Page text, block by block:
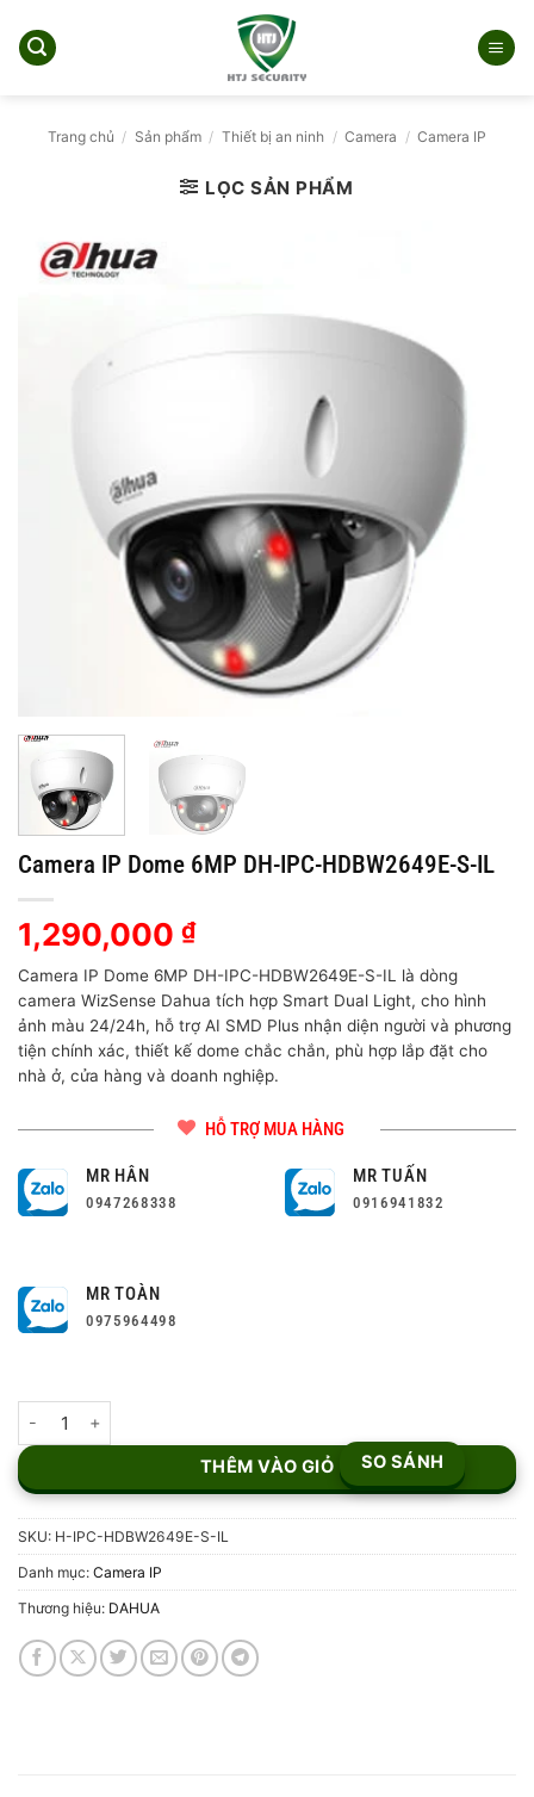
qua
Trang chủ / Sản phẩm / Thiết bị an ninh / Camera / Camera IP
LỌC SẢN PHẨM
Camera IP Dome 6MP DH-IPC-HDBW2649E-S-IL
1,290,000 ₫
Camera IP Dome 6MP DH-IPC-HDBW2649E-S-IL là dòng
camera WizSense Dahua tích hợp Smart Dual Light, cho hình
ảnh màu 24/24h, hỗ trợ AI SMD Plus nhận diện người và phương
tiện chính xác, thiết kế dome chắc chắn, phù hợp lắp đặt cho
nhà ở, cửa hàng và doanh nghiệp.
HỖ TRỢ MUA HÀNG
MR HÂN
0947268338
MR TUẤN
0916941832
MR TOÀN
0975964498
THÊM VÀO GIỎ SO SÁNH
SKU: H-IPC-HDBW2649E-S-IL
Danh mục: Camera IP
Thương hiệu: DAHUA